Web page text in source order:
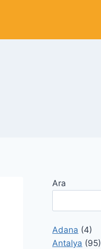
Ara
Adana (4)
Antalya (95)